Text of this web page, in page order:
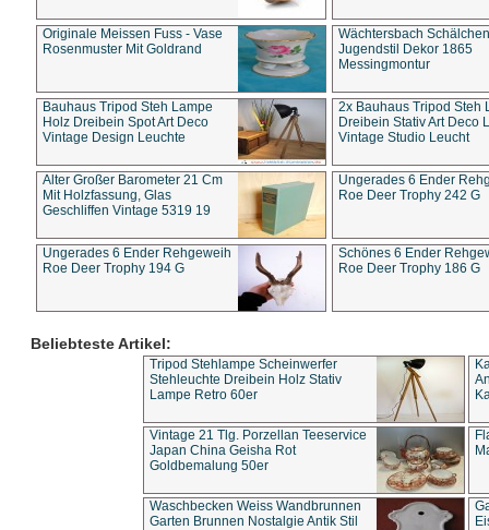
Originale Meissen Fuss - Vase
Rosenmuster Mit Goldrand
Wächtersbach Schälchen
Jugendstil Dekor 1865
Messingmontur
Bauhaus Tripod Steh Lampe
Holz Dreibein Spot Art Deco
Vintage Design Leuchte
2x Bauhaus Tripod Steh
Dreibein Stativ Art Deco
Vintage Studio Leucht
Alter Großer Barometer 21 Cm
Mit Holzfassung, Glas
Geschliffen Vintage 5319 19
Ungerades 6 Ender
Roe Deer Trophy 242 G
Ungerades 6 Ender Rehgeweih
Roe Deer Trophy 194 G
Schönes 6 Ender
Roe Deer Trophy 186 G
Beliebteste Artikel:
Tripod Stehlampe Scheinwerfer
Stehleuchte Dreibein Holz Stativ
Lampe Retro 60er
Vintage 21 Tlg. Porzellan Teeservice
Japan China Geisha Rot
Goldbemalung 50er
Waschbecken Weiss Wandbrunnen
Garten Brunnen Nostalgie Antik Stil